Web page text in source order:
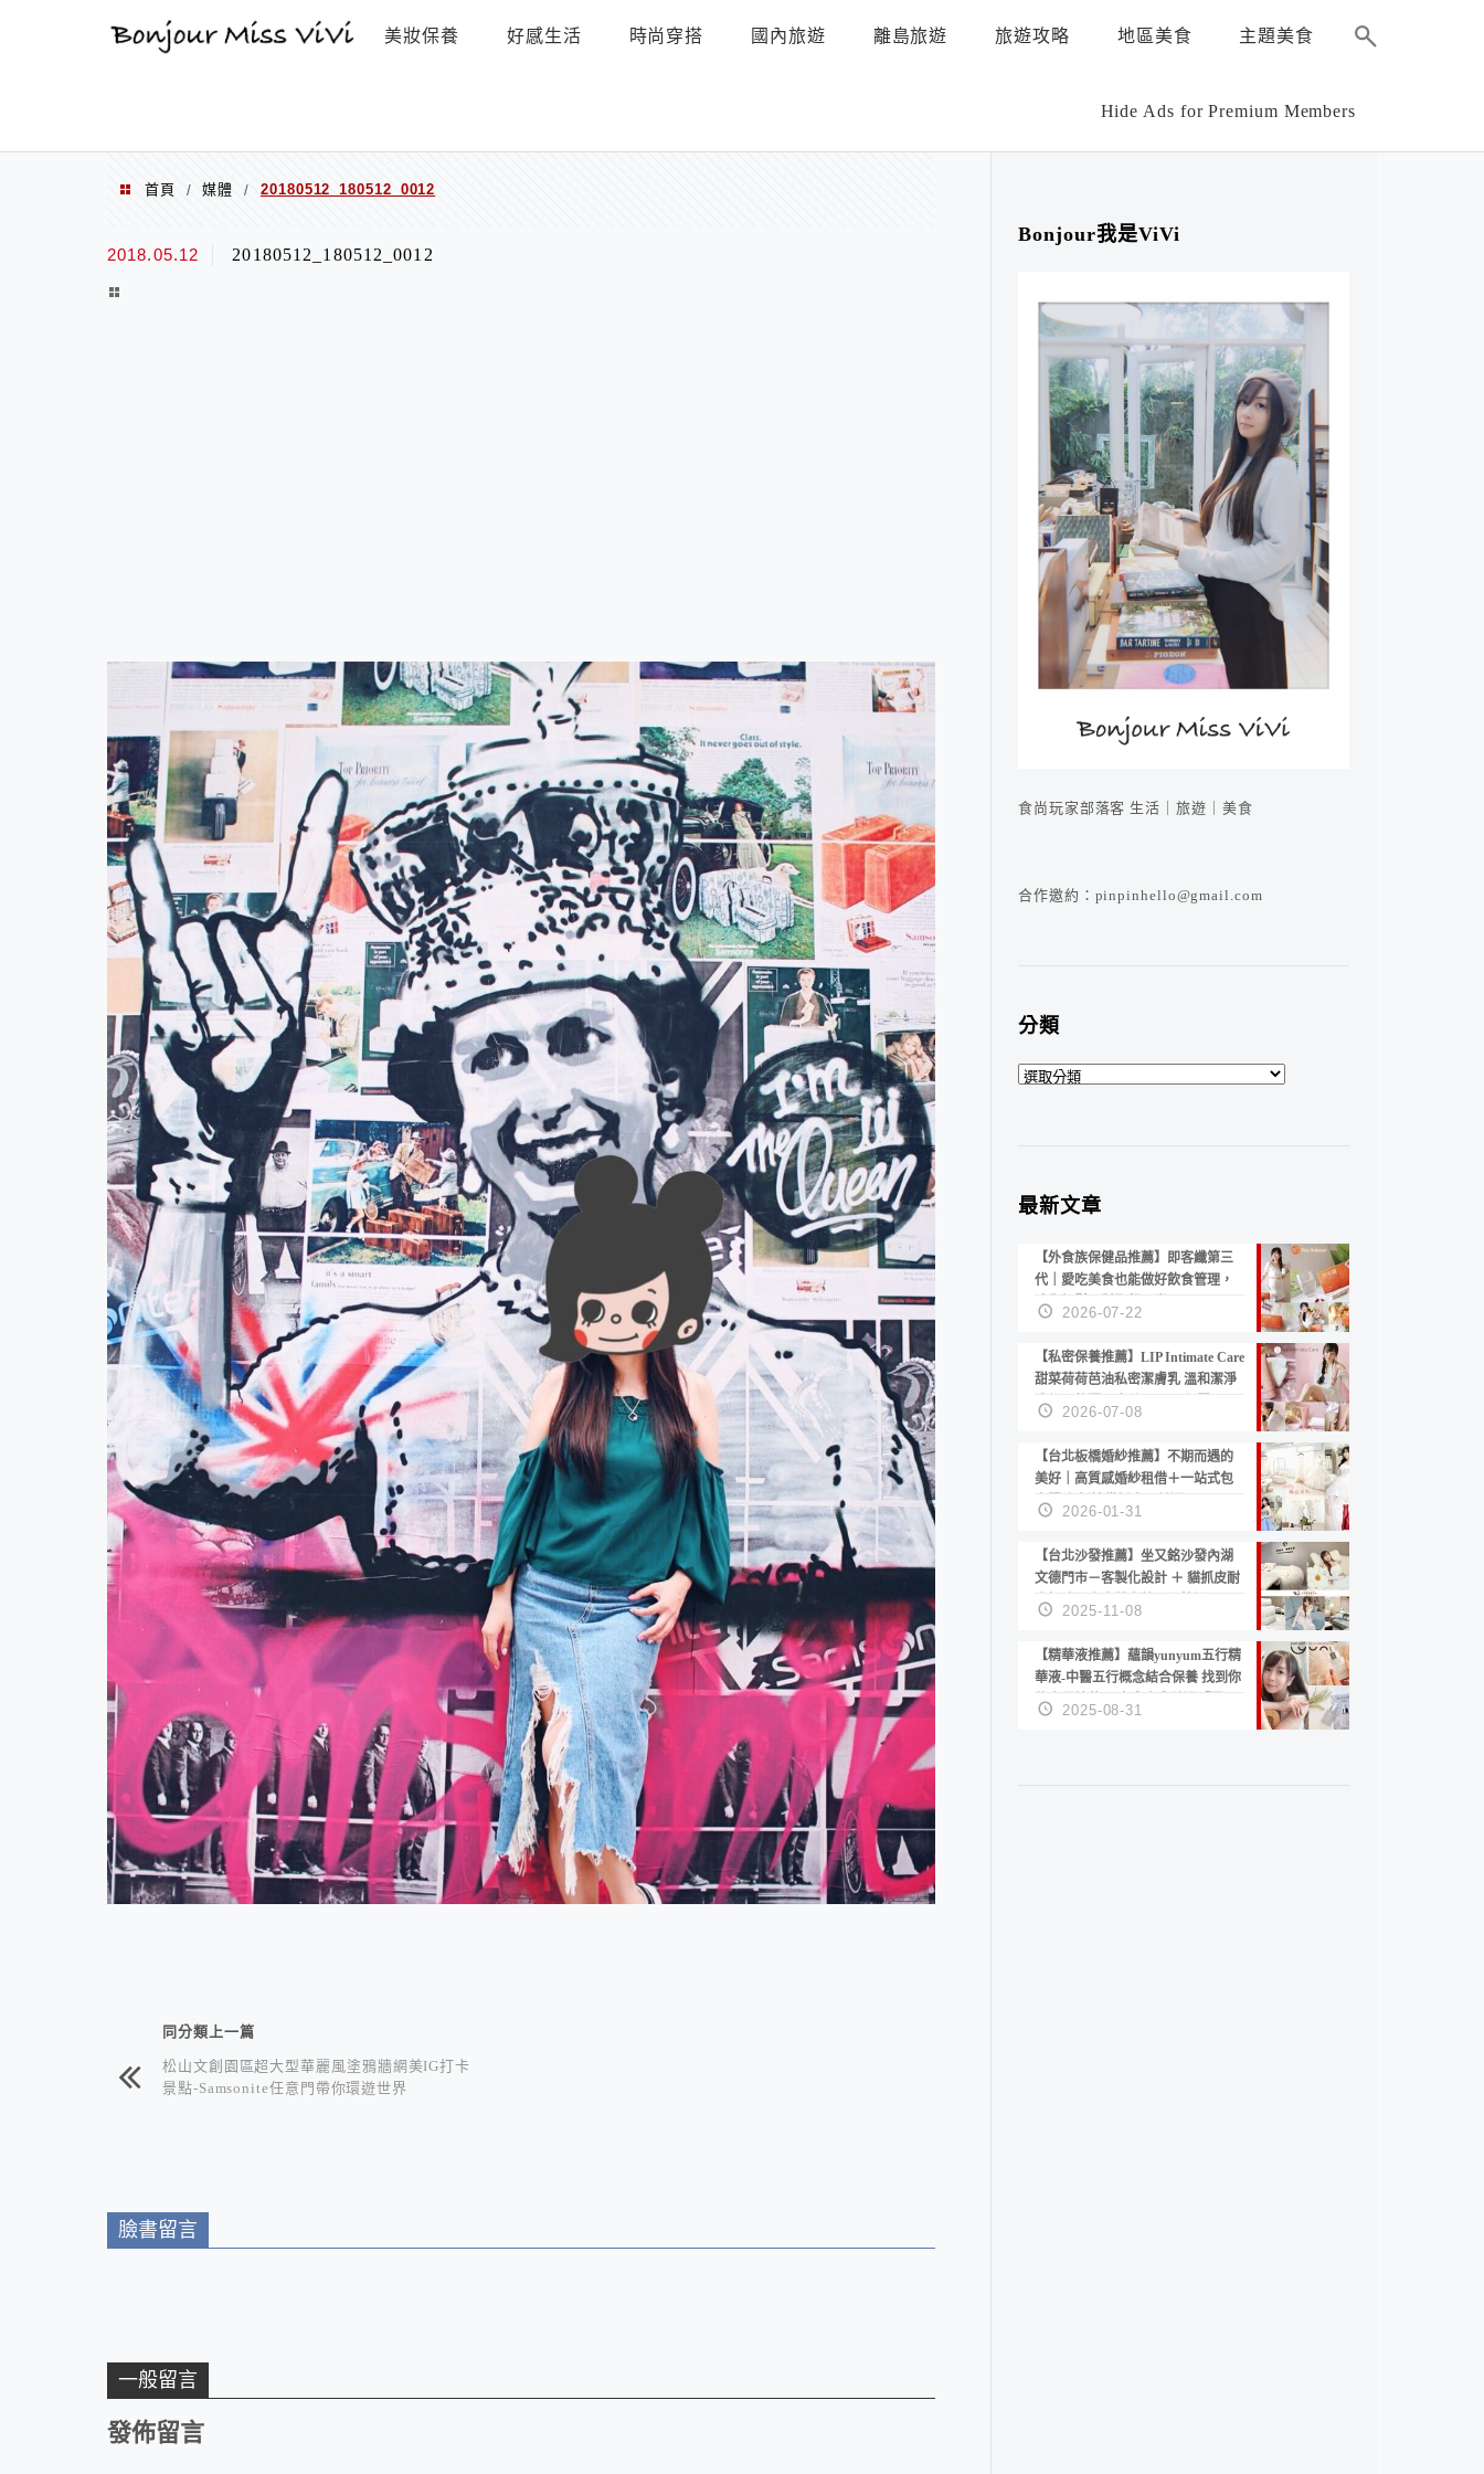
美妝保養 好感生活 時尚穿搭 國內旅遊 離島旅遊 旅遊攻略 地區美食 主題美食
Hide Ads for Premium Members
首頁 / 媒體 / 20180512_180512_0012
2018.05.12 20180512_180512_0012
相連文章同分類上一篇
松山文創園區超大型華麗風塗鴉牆網美IG打卡
景點-Samsonite任意門帶你環遊世界
臉書留言
一般留言
發佈留言
Bonjour我是ViVi
食尚玩家部落客 生活｜旅遊｜美食
合作邀約：pinpinhello@gmail.com
分類
分
最新文章
【外食族保健品推薦】即客纖第三
代｜愛吃美食也能做好飲食管理，
陪你輕鬆面對聚餐日常！
2026-07-22
【私密保養推薦】LIP Intimate Care
甜菜荷荷芭油私密潔膚乳 溫和潔淨
洗後不乾澀 不起泡反而更舒服！
2026-07-08
【台北板橋婚紗推薦】不期而遇的
美好｜高質感婚紗租借＋一站式包
套服務 新娘備婚省心首選！
2026-01-31
【台北沙發推薦】坐又銘沙發內湖
文德門市－客製化設計 ＋ 貓抓皮耐
磨好清潔｜直營直銷、價格透明
高CP值打造夢想居家風格
2025-11-08
【精華液推薦】蘊韻yunyum五行精
華液-中醫五行概念結合保養 找到你
的專屬精華！ 水㊀土㊀就選「潤・
賦精華」維持肌膚剛剛好的平衡
2025-08-31